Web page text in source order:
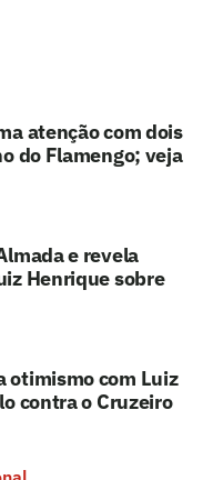
atenção com dois
do Flamengo; veja
e revela
Henrique sobre
otimismo com Luiz
contra o Cruzeiro